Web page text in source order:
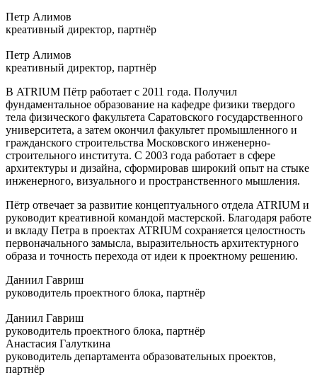
Петр Алимов
креативный директор, партнёр
Петр Алимов
креативный директор, партнёр
В ATRIUM Пётр работает с 2011 года. Получил
фундаментальное образование на кафедре физики твердого
тела физического факультета Саратовского государственного
университета, а затем окончил факультет промышленного и
гражданского строительства Московского инженерно-
строительного института. С 2003 года работает в сфере
архитектуры и дизайна, сформировав широкий опыт на стыке
инженерного, визуального и пространственного мышления.
Пётр отвечает за развитие концептуального отдела ATRIUM и
руководит креативной командой мастерской. Благодаря работе
и вкладу Петра в проектах ATRIUM сохраняется целостность
первоначального замысла, выразительность архитектурного
образа и точность перехода от идеи к проектному решению.
Даниил Гавриш
руководитель проектного блока, партнёр
Даниил Гавриш
руководитель проектного блока, партнёр
Анастасия Галуткина
руководитель департамента образовательных проектов,
партнёр